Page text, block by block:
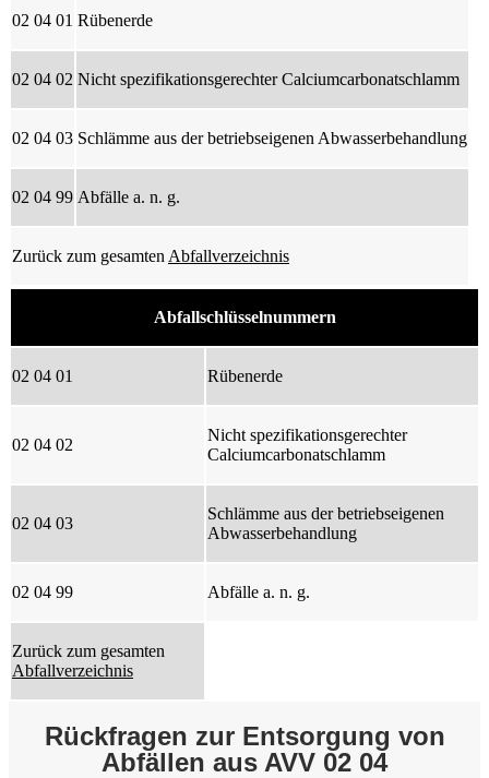
02 04 01 Rübenerde
02 04 02 Nicht spezifikationsgerechter Calciumcarbonatschlamm
02 04 03 Schlämme aus der betriebseigenen Abwasserbehandlung
02 04 99 Abfälle a. n. g.
Zurück zum gesamten Abfallverzeichnis
Abfallschlüsselnummern
02 04 01 Rübenerde
02 04 02
Nicht spezifikationsgerechter
Calciumcarbonatschlamm
02 04 03
Schlämme aus der betriebseigenen
Abwasserbehandlung
02 04 99 Abfälle a. n. g.
Zurück zum gesamten
Abfallverzeichnis
Rückfragen zur Entsorgung von
Abfällen aus AVV 02 04